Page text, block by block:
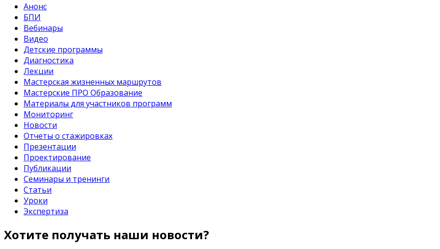
Анонс
БПИ
Вебинары
Видео
Детские программы
Диагностика
Лекции
Мастерская жизненных маршрутов
Мастерские ПРО Образование
Материалы для участников программ
Мониторинг
Новости
Отчеты о стажировках
Презентации
Проектирование
Публикации
Семинары и тренинги
Статьи
Уроки
Экспертиза
Хотите получать наши новости?